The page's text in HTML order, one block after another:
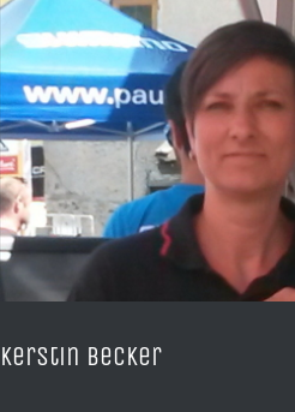
Kerstin Becker